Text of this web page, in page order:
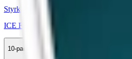
Styrka Stark · Slim
ICE Freeze 11,55 mg
10-pack
285,50 kr